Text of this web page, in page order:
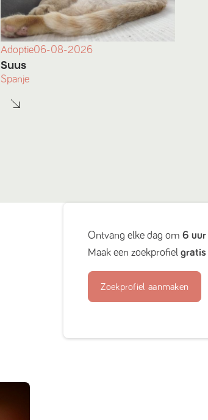
Adoptie06-08-2026
Suus
Spanje
Ontvang elke dag om6 uur
Maak een zoekprofielgratis
Zoekprofiel aanmaken